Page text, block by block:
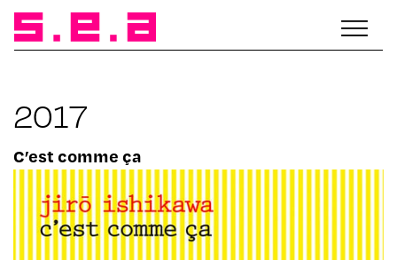
2017
C’est comme ça